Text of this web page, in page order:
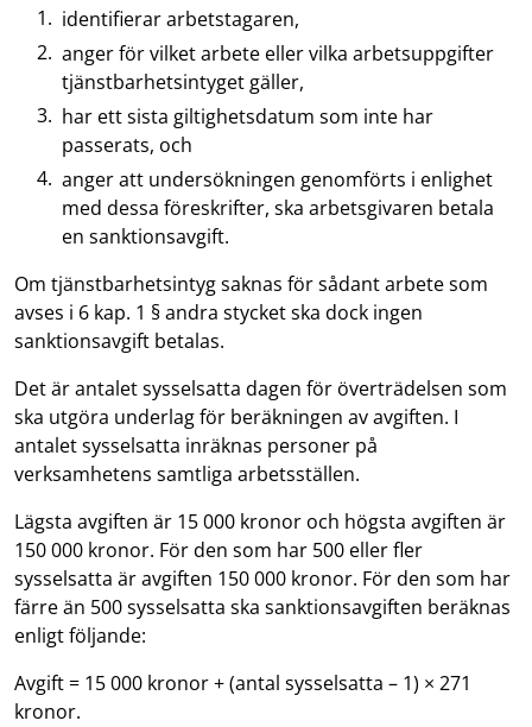
identifierar arbetstagaren,
anger för vilket arbete eller vilka arbetsuppgifter
tjänstbarhetsintyget gäller,
har ett sista giltighetsdatum som inte har
passerats, och
anger att undersökningen genomförts i enlighet
med dessa föreskrifter, ska arbetsgivaren betala
en sanktionsavgift.
Om tjänstbarhetsintyg saknas för sådant arbete som
avses i 6 kap. 1 § andra stycket ska dock ingen
sanktionsavgift betalas.
Det är antalet sysselsatta dagen för överträdelsen som
ska utgöra underlag för beräkningen av avgiften. I
antalet sysselsatta inräknas personer på
verksamhetens samtliga arbetsställen.
Lägsta avgiften är 15 000 kronor och högsta avgiften är
150 000 kronor. För den som har 500 eller fler
sysselsatta är avgiften 150 000 kronor. För den som har
färre än 500 sysselsatta ska sanktionsavgiften beräknas
enligt följande:
Avgift = 15 000 kronor + (antal sysselsatta – 1) × 271
kronor.